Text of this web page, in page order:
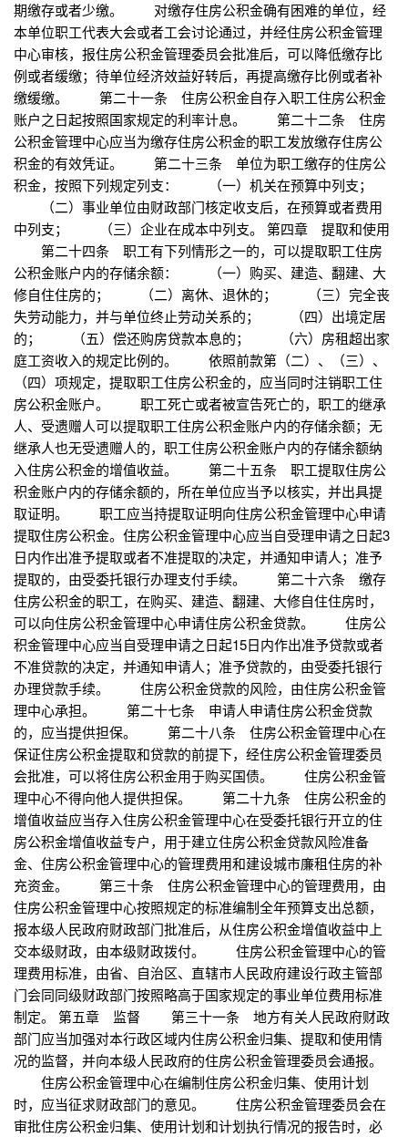
期缴存或者少缴。 对缴存住房公积金确有困难的单位，经
本单位职工代表大会或者工会讨论通过，并经住房公积金管理
中心审核，报住房公积金管理委员会批准后，可以降低缴存比
例或者缓缴；待单位经济效益好转后，再提高缴存比例或者补
缴缓缴。 第二十一条 住房公积金自存入职工住房公积金
账户之日起按照国家规定的利率计息。 第二十二条 住房
公积金管理中心应当为缴存住房公积金的职工发放缴存住房公
积金的有效凭证。 第二十三条 单位为职工缴存的住房公
积金，按照下列规定列支： （一）机关在预算中列支；
（二）事业单位由财政部门核定收支后，在预算或者费用
中列支； （三）企业在成本中列支。 第四章 提取和使用
第二十四条 职工有下列情形之一的，可以提取职工住房
公积金账户内的存储余额： （一）购买、建造、翻建、大
修自住住房的； （二）离休、退休的； （三）完全丧
失劳动能力，并与单位终止劳动关系的； （四）出境定居
的； （五）偿还购房贷款本息的； （六）房租超出家
庭工资收入的规定比例的。 依照前款第（二）、（三）、
（四）项规定，提取职工住房公积金的，应当同时注销职工住
房公积金账户。 职工死亡或者被宣告死亡的，职工的继承
人、受遗赠人可以提取职工住房公积金账户内的存储余额；无
继承人也无受遗赠人的，职工住房公积金账户内的存储余额纳
入住房公积金的增值收益。 第二十五条 职工提取住房公
积金账户内的存储余额的，所在单位应当予以核实，并出具提
取证明。 职工应当持提取证明向住房公积金管理中心申请
提取住房公积金。住房公积金管理中心应当自受理申请之日起3
日内作出准予提取或者不准提取的决定，并通知申请人；准予
提取的，由受委托银行办理支付手续。 第二十六条 缴存
住房公积金的职工，在购买、建造、翻建、大修自住住房时，
可以向住房公积金管理中心申请住房公积金贷款。 住房公
积金管理中心应当自受理申请之日起15日内作出准予贷款或者
不准贷款的决定，并通知申请人；准予贷款的，由受委托银行
办理贷款手续。 住房公积金贷款的风险，由住房公积金管
理中心承担。 第二十七条 申请人申请住房公积金贷款
的，应当提供担保。 第二十八条 住房公积金管理中心在
保证住房公积金提取和贷款的前提下，经住房公积金管理委员
会批准，可以将住房公积金用于购买国债。 住房公积金管
理中心不得向他人提供担保。 第二十九条 住房公积金的
增值收益应当存入住房公积金管理中心在受委托银行开立的住
房公积金增值收益专户，用于建立住房公积金贷款风险准备
金、住房公积金管理中心的管理费用和建设城市廉租住房的补
充资金。 第三十条 住房公积金管理中心的管理费用，由
住房公积金管理中心按照规定的标准编制全年预算支出总额，
报本级人民政府财政部门批准后，从住房公积金增值收益中上
交本级财政，由本级财政拨付。 住房公积金管理中心的管
理费用标准，由省、自治区、直辖市人民政府建设行政主管部
门会同同级财政部门按照略高于国家规定的事业单位费用标准
制定。 第五章 监督 第三十一条 地方有关人民政府财政
部门应当加强对本行政区域内住房公积金归集、提取和使用情
况的监督，并向本级人民政府的住房公积金管理委员会通报。
住房公积金管理中心在编制住房公积金归集、使用计划
时，应当征求财政部门的意见。 住房公积金管理委员会在
审批住房公积金归集、使用计划和计划执行情况的报告时，必